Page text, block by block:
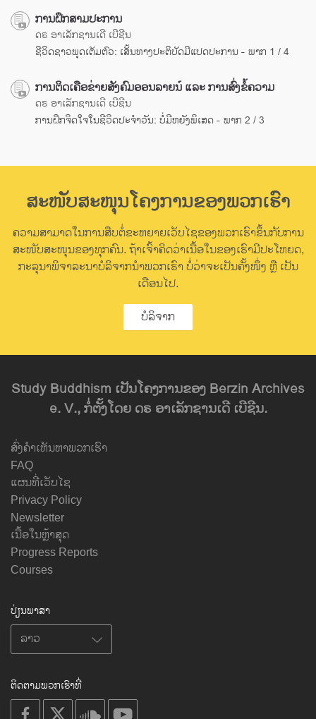
ການຝຶກສາມປະການ
ດຣ ອາເລັກຊານເດີ ເບີຊີນ
ຊີວິດຊາວພຸດເຕັມຕົວ: ເສັ້ນທາງປະຕິບັດມີແປດປະການ - ພາກ 1 / 4
ການຕິດເຄືອຂ່າຍສັງຄົມອອນລາຍນ໌ ແລະ ການສົ່ງຂໍ້ຄວາມ
ດຣ ອາເລັກຊານເດີ ເບີຊີນ
ການຝຶກຈິດໃຈໃນຊີວິດປະຈຳວັນ: ບໍ່ມີຫຍັງພິເສດ - ພາກ 2 / 3
ສະໜັບສະໜຸນໂຄງການຂອງພວກເຮົາ
ຄວາມສາມາດໃນການສືບຕໍ່ຂະຫຍາຍເວັບໄຊຂອງພວກເຮົາຂຶ້ນກັບການ
ສະໜັບສະໜຸນຂອງທຸກຄົນ. ຖ້າເຈົ້າຄິດວ່າເນື້ອໃນຂອງເຮົາມີປະໂຫຍດ,
ກະລຸນາພິຈາລະນາບໍລິຈາກນຳພວກເຮົາ ບໍ່ວ່າຈະເປັນຄັ້ງໜຶ່ງ ຫຼື ເປັນ
ເດືອນໄປ.
ບໍລິຈາກ
Study Buddhism ເປັນໂຄງການຂອງ Berzin Archives
e. V., ກໍ່ຕັ້ງໂດຍ ດຣ ອາເລັກຊານເດີ ເບີຊີນ.
ສົ່ງຄຳເຫັນຫາພວກເຮົາ
FAQ
ແຜນທີ່ເວັບໄຊ
Privacy Policy
Newsletter
ເນື້ອໃນຫຼ້າສຸດ
Progress Reports
Courses
ປ່ຽນພາສາ
ຕິດຕາມພວກເຮົາທີ່
on
on
on
on